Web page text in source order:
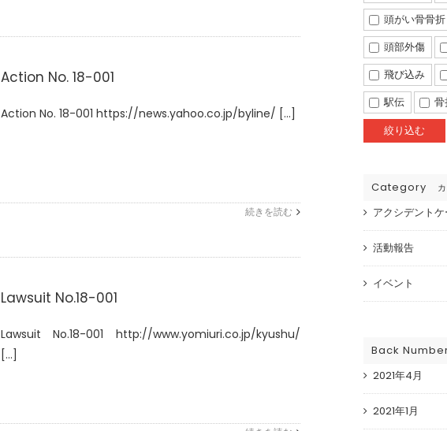
Action No. 18-001
Action No. 18-001 https://news.yahoo.co.jp/byline/ [...]
続きを読む
Lawsuit No.18-001
Lawsuit No.18-001 http://www.yomiuri.co.jp/kyushu/
[...]
頭がい骨骨折
頭部外傷
飛び込み
駅伝
Category
アクシデントケ
活動報告
イベント
Back
2021年4月
2021年1月